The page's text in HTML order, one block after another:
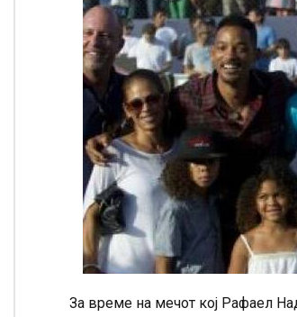
За време на мечот кој Рафаел